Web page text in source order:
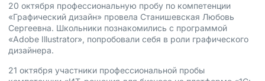
20 октября профессиональную пробу по компетенции
«Графический дизайн» провела Станишевская Любовь
Сергеевна. Школьники познакомились с программой
«Adobe Illustrator», попробовали себя в роли графического
дизайнера.
21 октября участники профессиональной пробы